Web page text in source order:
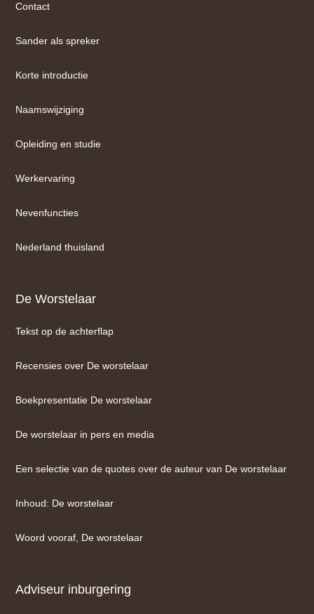
Contact
Sander als spreker
Korte introductie
Naamswijziging
Opleiding en studie
Werkervaring
Nevenfuncties
Nederland thuisland
De Worstelaar
Tekst op de achterflap
Recensies over De worstelaar
Boekpresentatie De worstelaar
De worstelaar in pers en media
Een selectie van de quotes over de auteur van De worstelaar
Inhoud: De worstelaar
Woord vooraf, De worstelaar
Adviseur inburgering